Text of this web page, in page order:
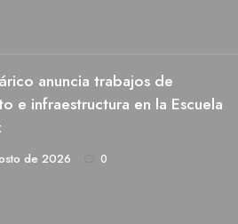
anuncia trabajos de
e infraestructura en la Escuela
de 2026 0